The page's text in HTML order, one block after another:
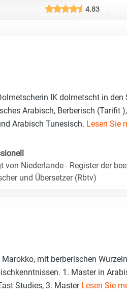
4.83
IK dolmetscht in den
Arabisch, Berberisch (Tarifit
Arabisch Tunesisch. Lesen Sie
von Niederlande - Register der
und Übersetzer (Rbtv)
Marokko, mit berberischen
1. Master in
Studies, 3. Master Lesen Sie